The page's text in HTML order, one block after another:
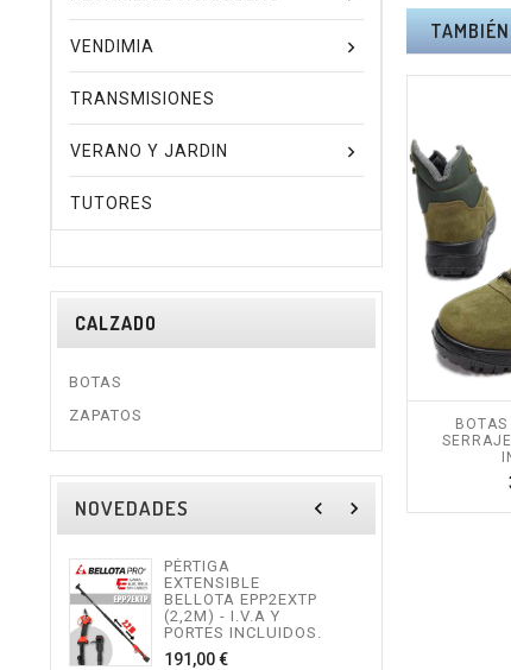
VENDIMIA
TRANSMISIONES
VERANO Y JARDIN
TUTORES
CALZADO
BOTAS
ZAPATOS
NOVEDADES navigate_before navigate_next
PÉRTIGA
EXTENSIBLE
BELLOTA EPP2EXTP
(2,2M) - I.V.A Y
PORTES INCLUIDOS.
191,00 €Precio